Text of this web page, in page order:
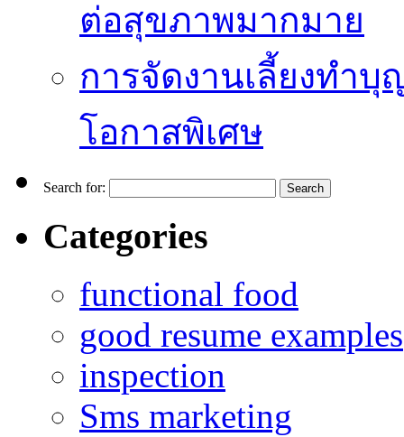
ต่อสุขภาพมากมาย
การจัดงานเลี้ยงทำ
โอกาสพิเศษ
Search for:
Categories
functional food
good resume examples
inspection
Sms marketing